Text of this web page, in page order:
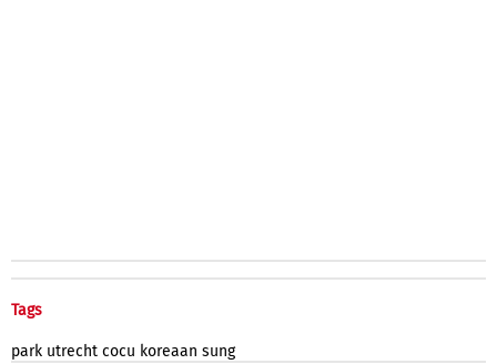
Tags
park utrecht cocu koreaan sung